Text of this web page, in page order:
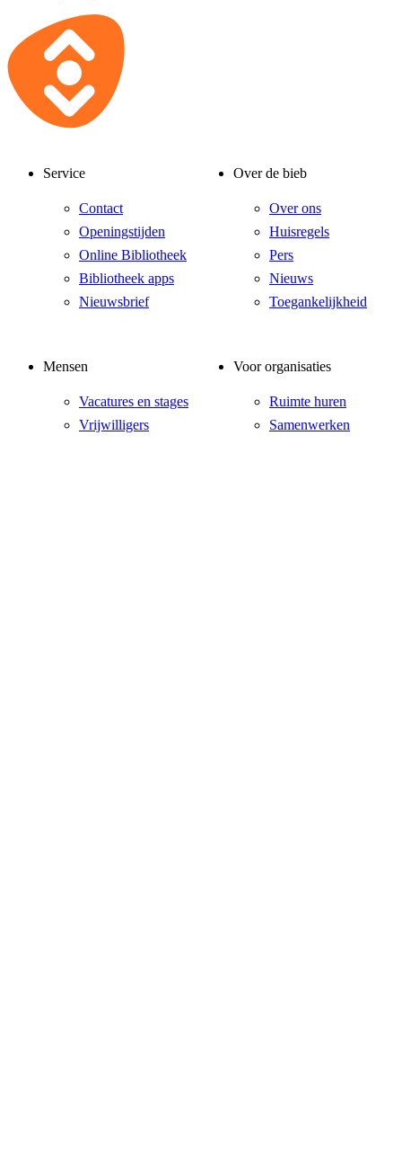
Service
Contact
Openingstijden
Online Bibliotheek
Bibliotheek apps
Nieuwsbrief
Over de bieb
Over ons
Huisregels
Pers
Nieuws
Toegankelijkheid
Mensen
Vacatures en stages
Vrijwilligers
Voor organisaties
Ruimte huren
Samenwerken